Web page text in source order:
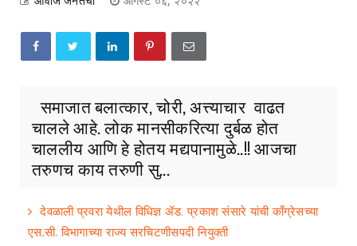
समाजात बलात्कार, चोरी, अत्त्याचार वाढत
चालले आहे. लोक मानसीकरित्या दुर्बळ होत
चाललीय आणि हे होतय मद्यपानामुळे..!! आजचा
तरुणच काय तरुणी सु...
देवळाली प्रवरा येथील विधिज्ञ ॲड. प्रकाश संसारे यांची काँग्रेसच्या
एस.सी. विभागाच्या राज्य सरचिटणीसपदी नियुक्ती